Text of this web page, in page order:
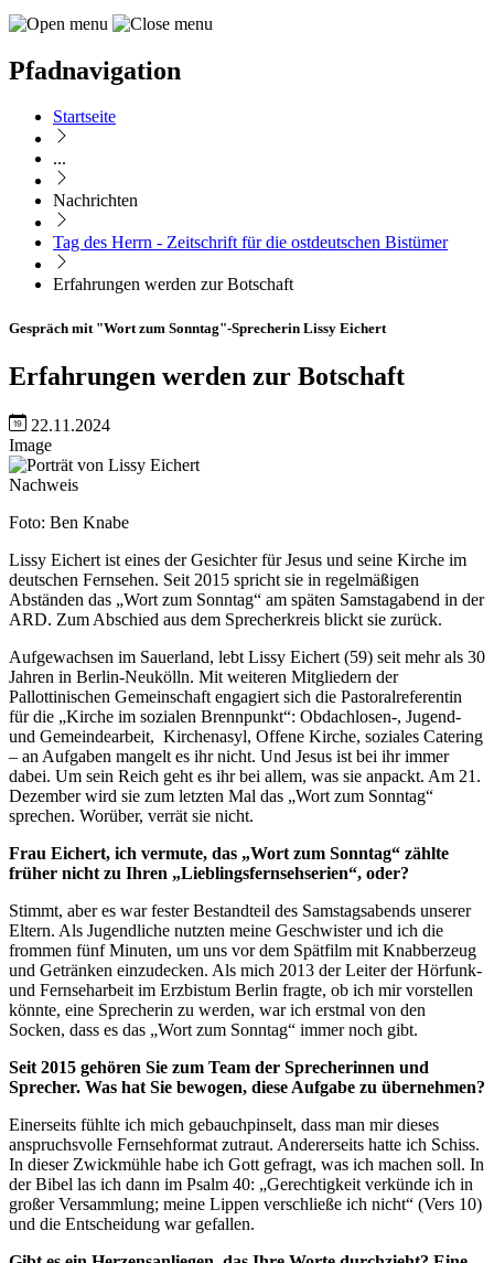
Pfadnavigation
Startseite
...
Nachrichten
Tag des Herrn - Zeitschrift für die ostdeutschen Bistümer
Erfahrungen werden zur Botschaft
Gespräch mit "Wort zum Sonntag"-Sprecherin Lissy Eichert
Erfahrungen werden zur Botschaft
22.11.2024
Image
Nachweis
Foto: Ben Knabe
Lissy Eichert ist eines der Gesichter für Jesus und seine Kirche im
deutschen Fernsehen. Seit 2015 spricht sie in regelmäßigen
Abständen das „Wort zum Sonntag“ am späten Samstagabend in der
ARD. Zum Abschied aus dem Sprecherkreis blickt sie zurück.
Aufgewachsen im Sauerland, lebt Lissy Eichert (59) seit mehr als 30
Jahren in Berlin-Neukölln. Mit weiteren Mitgliedern der
Pallottinischen Gemeinschaft engagiert sich die Pastoralreferentin
für die „Kirche im sozialen Brennpunkt“: Obdachlosen-, Jugend-
und Gemeindearbeit, Kirchenasyl, Offene Kirche, soziales Catering
– an Aufgaben mangelt es ihr nicht. Und Jesus ist bei ihr immer
dabei. Um sein Reich geht es ihr bei allem, was sie anpackt. Am 21.
Dezember wird sie zum letzten Mal das „Wort zum Sonntag“
sprechen. Worüber, verrät sie nicht.
Frau Eichert, ich vermute, das „Wort zum Sonntag“ zählte
früher nicht zu Ihren „Lieblingsfernsehserien“, oder?
Stimmt, aber es war fester Bestandteil des Samstagsabends unserer
Eltern. Als Jugendliche nutzten meine Geschwister und ich die
frommen fünf Minuten, um uns vor dem Spätfilm mit Knabberzeug
und Getränken einzudecken. Als mich 2013 der Leiter der Hörfunk-
und Fernseharbeit im Erzbistum Berlin fragte, ob ich mir vorstellen
könnte, eine Sprecherin zu werden, war ich erstmal von den
Socken, dass es das „Wort zum Sonntag“ immer noch gibt.
Seit 2015 gehören Sie zum Team der Sprecherinnen und
Sprecher. Was hat Sie bewogen, diese Aufgabe zu übernehmen?
Einerseits fühlte ich mich gebauchpinselt, dass man mir dieses
anspruchsvolle Fernsehformat zutraut. Andererseits hatte ich Schiss.
In dieser Zwickmühle habe ich Gott gefragt, was ich machen soll. In
der Bibel las ich dann im Psalm 40: „Gerechtigkeit verkünde ich in
großer Versammlung; meine Lippen verschließe ich nicht“ (Vers 10)
und die Entscheidung war gefallen.